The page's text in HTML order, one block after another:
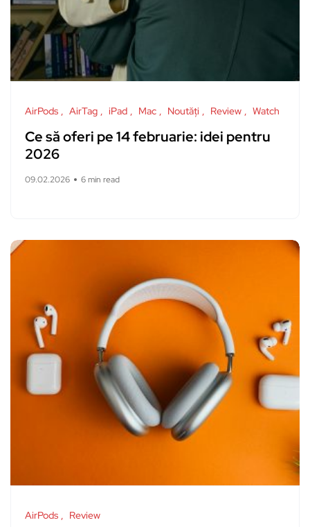
AirPods AirTag iPad Mac Noutăți Review Watch
Ce să oferi pe 14 februarie: idei pentru
2026
09.02.2026 6 min read
AirPods Review